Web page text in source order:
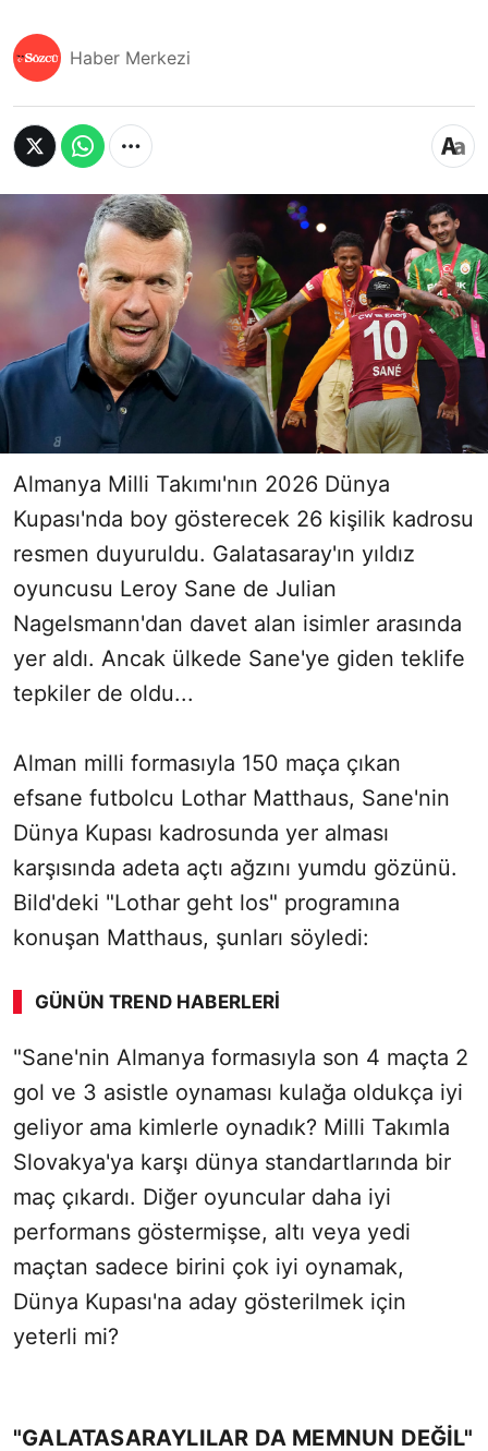
Haber Merkezi
Almanya Milli Takımı'nın 2026 Dünya
Kupası'nda boy gösterecek 26 kişilik kadrosu
resmen duyuruldu. Galatasaray'ın yıldız
oyuncusu Leroy Sane de Julian
Nagelsmann'dan davet alan isimler arasında
yer aldı. Ancak ülkede Sane'ye giden teklife
tepkiler de oldu...
Alman milli formasıyla 150 maça çıkan
efsane futbolcu Lothar Matthaus, Sane'nin
Dünya Kupası kadrosunda yer alması
karşısında adeta açtı ağzını yumdu gözünü.
Bild'deki "Lothar geht los" programına
konuşan Matthaus, şunları söyledi:
GÜNÜN TREND HABERLERI
SÖZCÜ SON DAKİKA
"Sane'nin Almanya formasıyla son 4 maçta 2
gol ve 3 asistle oynaması kulağa oldukça iyi
geliyor ama kimlerle oynadık? Milli Takımla
Slovakya'ya karşı dünya standartlarında bir
maç çıkardı. Diğer oyuncular daha iyi
performans göstermişse, altı veya yedi
maçtan sadece birini çok iyi oynamak,
Dünya Kupası'na aday gösterilmek için
yeterli mi?
"GALATASARAYLILAR DA MEMNUN DEĞİL"